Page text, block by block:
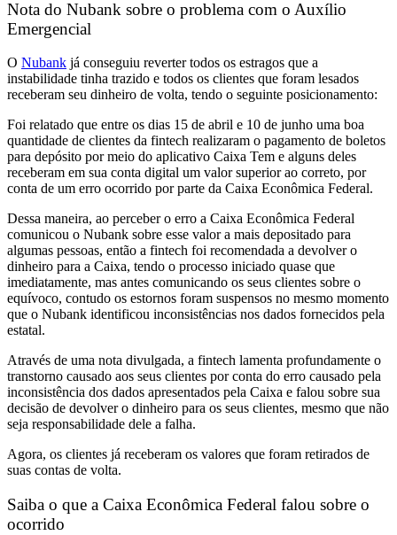
Nota do Nubank sobre o problema com o Auxílio
Emergencial
O Nubank já conseguiu reverter todos os estragos que a
instabilidade tinha trazido e todos os clientes que foram lesados
receberam seu dinheiro de volta, tendo o seguinte posicionamento:
Foi relatado que entre os dias 15 de abril e 10 de junho uma boa
quantidade de clientes da fintech realizaram o pagamento de boletos
para depósito por meio do aplicativo Caixa Tem e alguns deles
receberam em sua conta digital um valor superior ao correto, por
conta de um erro ocorrido por parte da Caixa Econômica Federal.
Dessa maneira, ao perceber o erro a Caixa Econômica Federal
comunicou o Nubank sobre esse valor a mais depositado para
algumas pessoas, então a fintech foi recomendada a devolver o
dinheiro para a Caixa, tendo o processo iniciado quase que
imediatamente, mas antes comunicando os seus clientes sobre o
equívoco, contudo os estornos foram suspensos no mesmo momento
que o Nubank identificou inconsistências nos dados fornecidos pela
estatal.
Através de uma nota divulgada, a fintech lamenta profundamente o
transtorno causado aos seus clientes por conta do erro causado pela
inconsistência dos dados apresentados pela Caixa e falou sobre sua
decisão de devolver o dinheiro para os seus clientes, mesmo que não
seja responsabilidade dele a falha.
Agora, os clientes já receberam os valores que foram retirados de
suas contas de volta.
Saiba o que a Caixa Econômica Federal falou sobre o
ocorrido